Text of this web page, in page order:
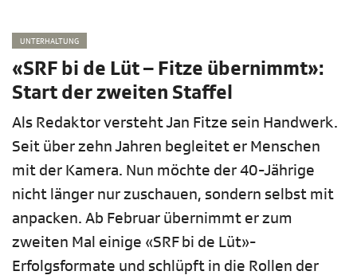
UNTERHALTUNG
«SRF bi de Lüt – Fitze übernimmt»:
Start der zweiten Staffel
Als Redaktor versteht Jan Fitze sein Handwerk.
Seit über zehn Jahren begleitet er Menschen
mit der Kamera. Nun möchte der 40-Jährige
nicht länger nur zuschauen, sondern selbst mit
anpacken. Ab Februar übernimmt er zum
zweiten Mal einige «SRF bi de Lüt»-
Erfolgsformate und schlüpft in die Rollen der